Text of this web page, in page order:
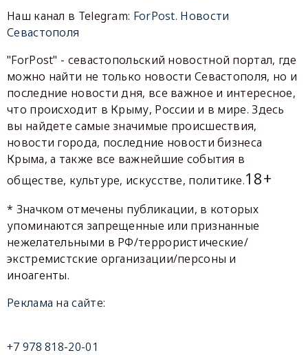
Наш канал в Telegram: ForPost. Новости
Севастополя
"ForPost" - севастопольский новостной портал, где
можно найти не только новости Севастополя, но и
последние новости дня, все важное и интересное,
что происходит в Крыму, России и в мире. Здесь
вы найдете самые значимые происшествия,
новости города, последние новости бизнеса
Крыма, а также все важнейшие события в
обществе, культуре, искусстве, политике.18+
* Значком отмечены публикации, в которых
упоминаются запрещенные или признанные
нежелательными в РФ/террористические/
экстремистские организации/персоны и
иноагенты.
Реклама на сайте:
+7 978 818-20-01